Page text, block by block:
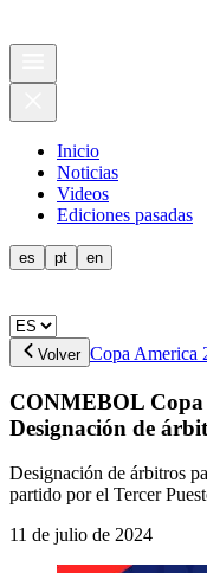
Inicio
Noticias
Videos
Ediciones pasadas
es pt en
Volver Copa America
CONMEBOL
Designación de
Designación de árbitros
partido por el Tercer
11 de julio de 2024